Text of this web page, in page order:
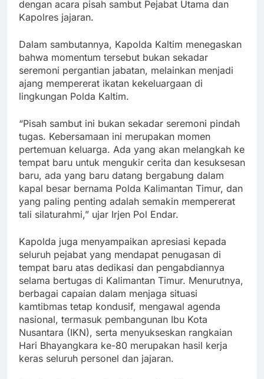
dengan acara pisah sambut Pejabat Utama dan
Kapolres jajaran.
Dalam sambutannya, Kapolda Kaltim menegaskan
bahwa momentum tersebut bukan sekadar
seremoni pergantian jabatan, melainkan menjadi
ajang mempererat ikatan kekeluargaan di
lingkungan Polda Kaltim.
“Pisah sambut ini bukan sekadar seremoni pindah
tugas. Kebersamaan ini merupakan momen
pertemuan keluarga. Ada yang akan melangkah ke
tempat baru untuk mengukir cerita dan kesuksesan
baru, ada yang baru datang bergabung dalam
kapal besar bernama Polda Kalimantan Timur, dan
yang paling penting adalah semakin mempererat
tali silaturahmi,” ujar Irjen Pol Endar.
Kapolda juga menyampaikan apresiasi kepada
seluruh pejabat yang mendapat penugasan di
tempat baru atas dedikasi dan pengabdiannya
selama bertugas di Kalimantan Timur. Menurutnya,
berbagai capaian dalam menjaga situasi
kamtibmas tetap kondusif, mengawal agenda
nasional, termasuk pembangunan Ibu Kota
Nusantara (IKN), serta menyukseskan rangkaian
Hari Bhayangkara ke-80 merupakan hasil kerja
keras seluruh personel dan jajaran.